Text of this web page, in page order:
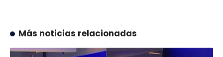
Más noticias relacionadas